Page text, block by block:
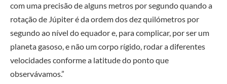
com uma precisão de alguns metros por segundo quando a
rotação de Júpiter é da ordem dos dez quilómetros por
segundo ao nível do equador e, para complicar, por ser um
planeta gasoso, e não um corpo rígido, rodar a diferentes
velocidades conforme a latitude do ponto que
observávamos.”